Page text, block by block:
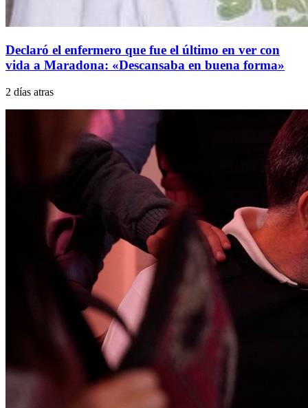
Declaró el enfermero que fue el último en ver con
vida a Maradona: «Descansaba en buena forma»
2 días atras